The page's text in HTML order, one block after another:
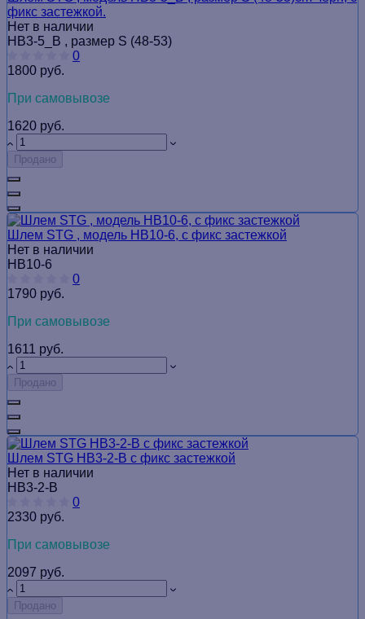
фикс застежкой.
Нет в наличии
HB3-5_B , размер S (48-53)
0
1800 руб.
При самовывозе
1620 руб.
Продано
Шлем STG , модель HB10-6, с фикс застежкой
Нет в наличии
HB10-6
0
1790 руб.
При самовывозе
1611 руб.
Продано
Шлем STG HB3-2-B с фикс застежкой
Нет в наличии
HB3-2-B
0
2330 руб.
При самовывозе
2097 руб.
Продано